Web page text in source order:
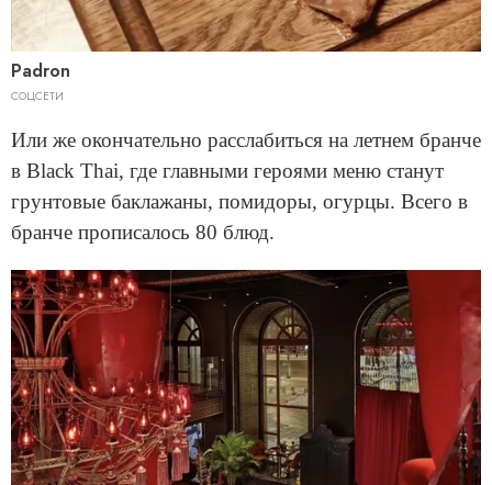
Padron
СОЦСЕТИ
Или же окончательно расслабиться на летнем бранче
в Black Thai, где главными героями меню станут
грунтовые баклажаны, помидоры, огурцы. Всего в
бранче прописалось 80 блюд.